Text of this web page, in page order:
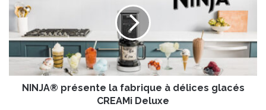
a
J
é
NINJA® présente la fabrique à délices glacés
CREAMi Deluxe